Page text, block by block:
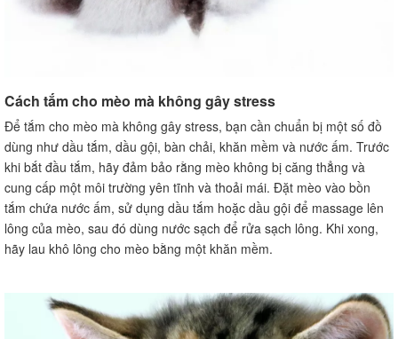
Cách tắm cho mèo mà không gây stress
Để tắm cho mèo mà không gây stress, bạn cần chuẩn bị một số đồ
dùng như dầu tắm, dầu gội, bàn chải, khăn mềm và nước ấm. Trước
khi bắt đầu tắm, hãy đảm bảo rằng mèo không bị căng thẳng và
cung cấp một môi trường yên tĩnh và thoải mái. Đặt mèo vào bồn
tắm chứa nước ấm, sử dụng dầu tắm hoặc dầu gội để massage lên
lông của mèo, sau đó dùng nước sạch để rửa sạch lông. Khi xong,
hãy lau khô lông cho mèo bằng một khăn mềm.